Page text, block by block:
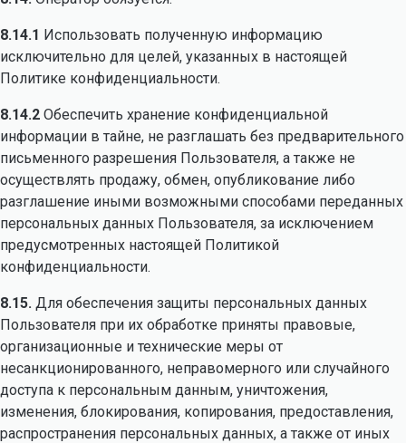
8.14.1 Использовать полученную информацию
исключительно для целей, указанных в настоящей
Политике конфиденциальности.
8.14.2 Обеспечить хранение конфиденциальной
информации в тайне, не разглашать без предварительного
письменного разрешения Пользователя, а также не
осуществлять продажу, обмен, опубликование либо
разглашение иными возможными способами переданных
персональных данных Пользователя, за исключением
предусмотренных настоящей Политикой
конфиденциальности.
8.15. Для обеспечения защиты персональных данных
Пользователя при их обработке приняты правовые,
организационные и технические меры от
несанкционированного, неправомерного или случайного
доступа к персональным данным, уничтожения,
изменения, блокирования, копирования, предоставления,
распространения персональных данных, а также от иных